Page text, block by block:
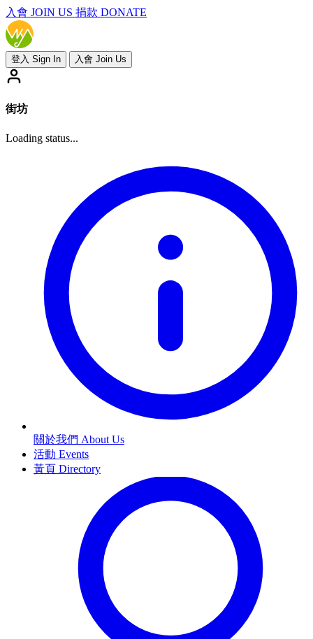
入會 JOIN US 捐款 DONATE
登入 Sign In 入會 Join Us
街坊
Loading status...
關於我們 About Us
活動 Events
黃頁 Directory